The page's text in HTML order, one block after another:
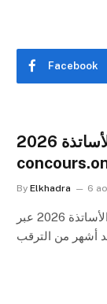
Facebook
نتائج مسابقة توظيف الأساتذة 2026
By Elkhadra 6
نتائج مسابقة توظيف الأساتذة 2026 عبر concours.onec.dz: كل